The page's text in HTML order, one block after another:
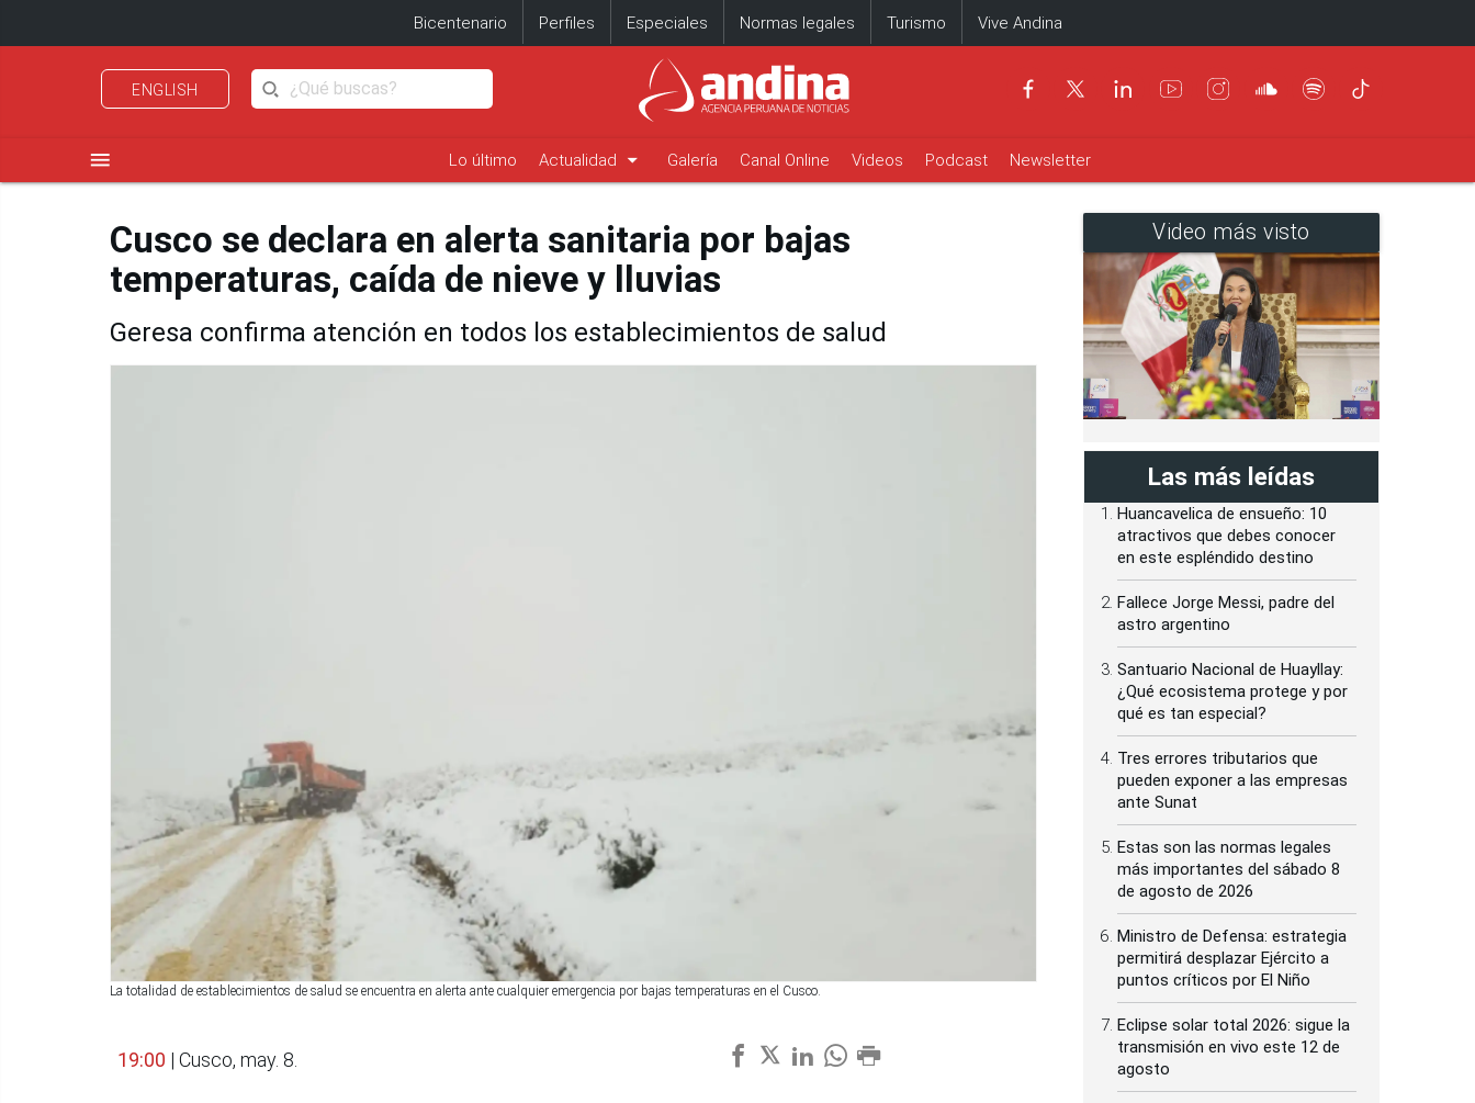
Bicentenario Perfiles Especiales Normas legales Turismo Vive Andina
ENGLISH
menu Lo último Actualidad arrow_drop_down Galería Canal Online Videos Podcast Newsletter
Cusco se declara en alerta sanitaria por bajas
temperaturas, caída de nieve y lluvias
Geresa confirma atención en todos los establecimientos de salud
La totalidad de establecimientos de salud se encuentra en alerta ante cualquier emergencia por bajas temperaturas en el Cusco.
19:00 | Cusco, may. 8.
Video más visto
Las más leídas
Huancavelica de ensueño: 10
atractivos que debes conocer
en este espléndido destino
Fallece Jorge Messi, padre del
astro argentino
Santuario Nacional de Huayllay:
¿Qué ecosistema protege y por
qué es tan especial?
Tres errores tributarios que
pueden exponer a las empresas
ante Sunat
Estas son las normas legales
más importantes del sábado 8
de agosto de 2026
Ministro de Defensa: estrategia
permitirá desplazar Ejército a
puntos críticos por El Niño
Eclipse solar total 2026: sigue la
transmisión en vivo este 12 de
agosto